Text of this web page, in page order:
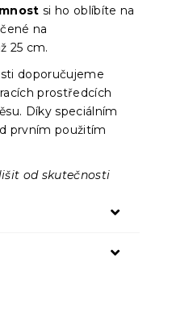
si ho oblíbíte na
na
25 cm.
doporučujeme
prostředcích
Díky speciálním
prvním použitím
od skutečnosti